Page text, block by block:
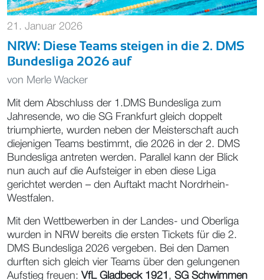
21. Januar 2026
NRW: Diese Teams steigen in die 2. DMS
Bundesliga 2026 auf
von Merle Wacker
Mit dem Abschluss der 1.DMS Bundesliga zum
Jahresende, wo die SG Frankfurt gleich doppelt
triumphierte, wurden neben der Meisterschaft auch
diejenigen Teams bestimmt, die 2026 in der 2. DMS
Bundesliga antreten werden. Parallel kann der Blick
nun auch auf die Aufsteiger in eben diese Liga
gerichtet werden – den Auftakt macht Nordrhein-
Westfalen.
Mit den Wettbewerben in der Landes- und Oberliga
wurden in NRW bereits die ersten Tickets für die 2.
DMS Bundesliga 2026 vergeben. Bei den Damen
durften sich gleich vier Teams über den gelungenen
Aufstieg freuen: VfL Gladbeck 1921 , SG Schwimmen